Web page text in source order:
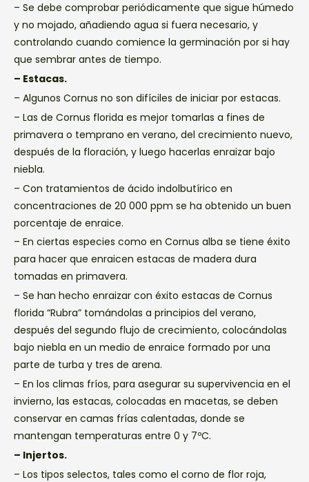
– Se debe comprobar periódicamente que sigue húmedo
y no mojado, añadiendo agua si fuera necesario, y
controlando cuando comience la germinación por si hay
que sembrar antes de tiempo.
– Estacas.
– Algunos Cornus no son difíciles de iniciar por estacas.
– Las de Cornus florida es mejor tomarlas a fines de
primavera o temprano en verano, del crecimiento nuevo,
después de la floración, y luego hacerlas enraizar bajo
niebla.
– Con tratamientos de ácido indolbutírico en
concentraciones de 20 000 ppm se ha obtenido un buen
porcentaje de enraice.
– En ciertas especies como en Cornus alba se tiene éxito
para hacer que enraicen estacas de madera dura
tomadas en primavera.
– Se han hecho enraizar con éxito estacas de Cornus
florida “Rubra” tomándolas a principios del verano,
después del segundo flujo de crecimiento, colocándolas
bajo niebla en un medio de enraice formado por una
parte de turba y tres de arena.
– En los climas fríos, para asegurar su supervivencia en el
invierno, las estacas, colocadas en macetas, se deben
conservar en camas frías calentadas, donde se
mantengan temperaturas entre 0 y 7ºC.
– Injertos.
– Los tipos selectos, tales como el corno de flor roja,